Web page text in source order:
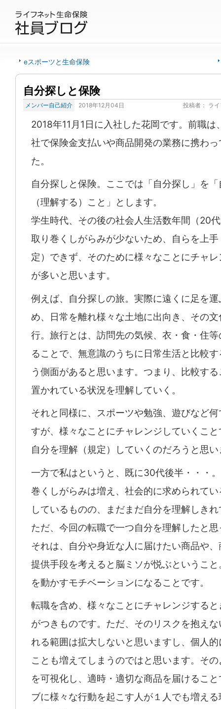
eスポーツと生命保険
自分探しと保険
メンバー自己紹介 2018年12月04日 投稿者： ラ
2018年11月1日に入社した花岡です。前職は
社で保険金支払いや商品開発の業務に携わ
た。
自分探しと保険。ここでは「自分探し」を
（理解する）こと」とします。
学生時代、その後の社会人生活数年間（20
取り巻くしがらみが少ないため、自らを上
定）できず、そのために様々なことにチャ
が多いと思います。
例えば、自分探しの旅。実際に遠くに足を
め、日常を離れ様々な土地に出向き、その
行。旅行とは、訪問先の気候、衣・食・住
ることで、無意識のうちに日常生活と比較
う側面があると思います。つまり、比較す
置かれている状況を理解していく。
それと同様に、スポーツや勉強、遊びなど
すが、様々なことにチャレンジしていくこ
自分を理解（規定）していくのだろうと思
一方で私はというと、既に30代後半・・・
巻くしがらみは増え、社会的に求められて
しているものの、まだまだ自分を理解しき
ただ、今回の転職で一つ自分を理解したと
それは、自分や身近な人に届けたい商品や
提供手段を考えると脳ミソが悦ぶというこ
を動かすモチベーションになることです。
転職を含め、様々なことにチャレンジする
がつきものです。ただ、そのリスクを抱え
れる範囲は拡大しないと思いますし、個人
ことも増えてしまうのではと思います。そ
を可視化し、適時・適切な商品を届けるこ
ブに様々な行動を起こす人が１人でも増え